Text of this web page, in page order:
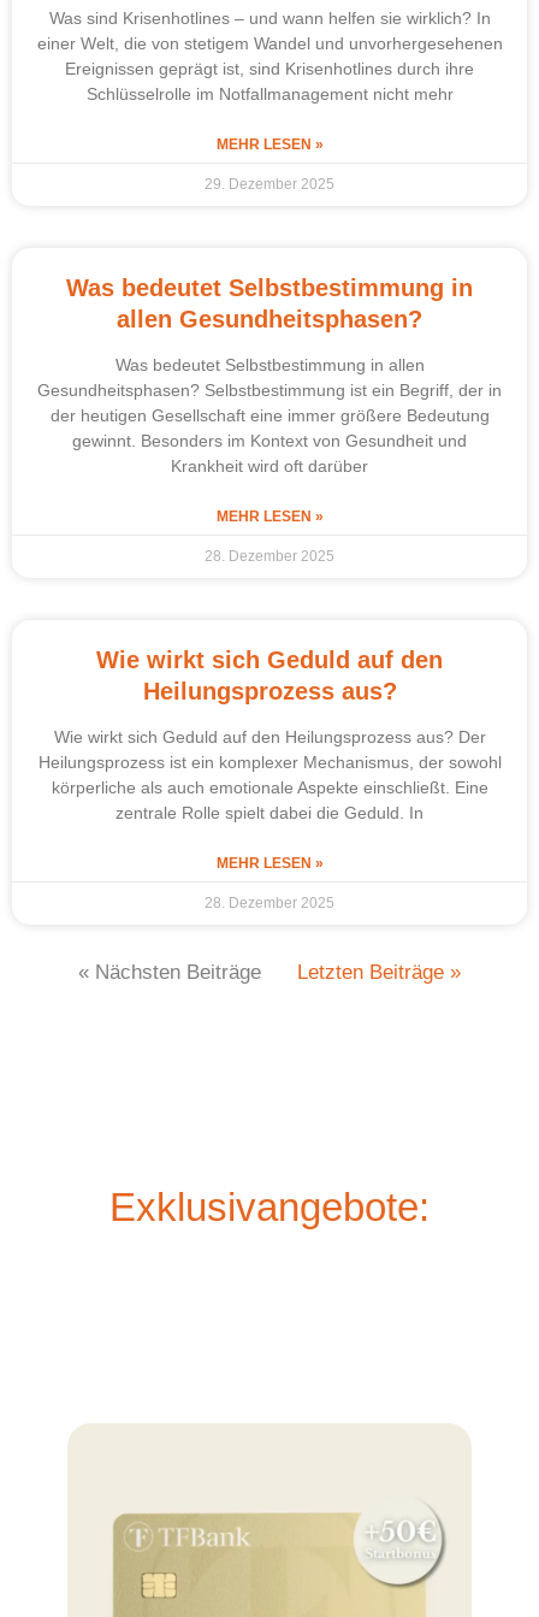
Was sind Krisenhotlines – und wann helfen sie wirklich? In
einer Welt, die von stetigem Wandel und unvorhergesehenen
Ereignissen geprägt ist, sind Krisenhotlines durch ihre
Schlüsselrolle im Notfallmanagement nicht mehr
MEHR LESEN »
29. Dezember 2025
Was bedeutet Selbstbestimmung in
allen Gesundheitsphasen?
Was bedeutet Selbstbestimmung in allen
Gesundheitsphasen? Selbstbestimmung ist ein Begriff, der in
der heutigen Gesellschaft eine immer größere Bedeutung
gewinnt. Besonders im Kontext von Gesundheit und
Krankheit wird oft darüber
MEHR LESEN »
28. Dezember 2025
Wie wirkt sich Geduld auf den
Heilungsprozess aus?
Wie wirkt sich Geduld auf den Heilungsprozess aus? Der
Heilungsprozess ist ein komplexer Mechanismus, der sowohl
körperliche als auch emotionale Aspekte einschließt. Eine
zentrale Rolle spielt dabei die Geduld. In
MEHR LESEN »
28. Dezember 2025
« Nächsten Beiträge Letzten Beiträge »
Exklusivangebote: